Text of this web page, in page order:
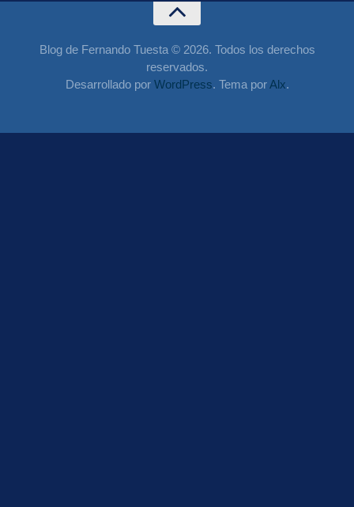
Blog de Fernando Tuesta © 2026. Todos los derechos
reservados.
Desarrollado por WordPress. Tema porAlx.